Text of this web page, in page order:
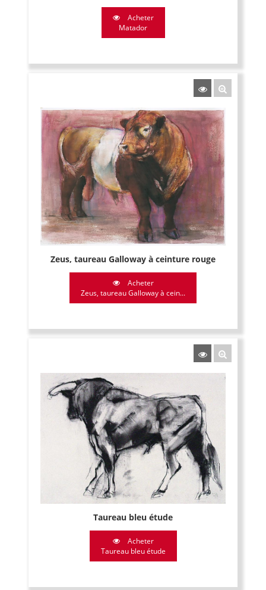
Acheter
Matador
Zeus, taureau Galloway à ceinture rouge
Acheter
Zeus, taureau Galloway à cein...
Taureau bleu étude
Acheter
Taureau bleu étude